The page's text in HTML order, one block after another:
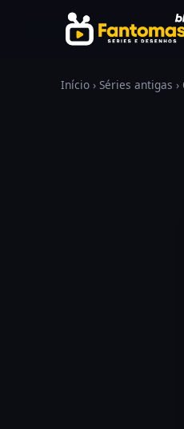
Pular para o conteúdo
Início › Séries antigas ›